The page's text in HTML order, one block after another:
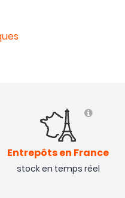
Entrepôts en France
stock en temps réel